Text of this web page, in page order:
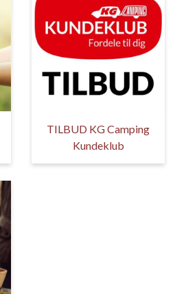
TILBUD KG Camping
Kundeklub